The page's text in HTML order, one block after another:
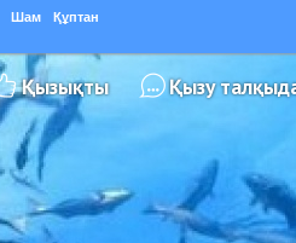
Шам Құптан
Қызықты Қызу